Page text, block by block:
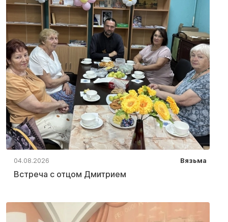
04.08.2026 Вязьма
Встреча с отцом Дмитрием